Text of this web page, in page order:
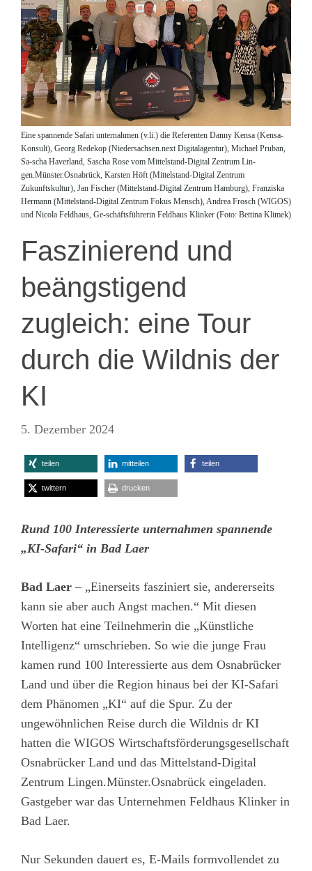
Eine spannende Safari unternahmen (v.li.) die Referenten Danny Kensa (Kensa-
Konsult), Georg Redekop (Niedersachsen.next Digitalagentur), Michael Pruban,
Sa-scha Haverland, Sascha Rose vom Mittelstand-Digital Zentrum Lin-
gen.Münster.Osnabrück, Karsten Höft (Mittelstand-Digital Zentrum
Zukunftskultur), Jan Fischer (Mittelstand-Digital Zentrum Hamburg), Franziska
Hermann (Mittelstand-Digital Zentrum Fokus Mensch), Andrea Frosch (WIGOS)
und Nicola Feldhaus, Ge-schäftsführerin Feldhaus Klinker (Foto: Bettina Klimek)
Faszinierend und
beängstigend
zugleich: eine Tour
durch die Wildnis der
KI
5. Dezember 2024
teilen mitteilen teilen
twittern drucken
Rund 100 Interessierte unternahmen spannende
„KI-Safari“ in Bad Laer
Bad Laer – „Einerseits fasziniert sie, andererseits
kann sie aber auch Angst machen.“ Mit diesen
Worten hat eine Teilnehmerin die „Künstliche
Intelligenz“ umschrieben. So wie die junge Frau
kamen rund 100 Interessierte aus dem Osnabrücker
Land und über die Region hinaus bei der KI-Safari
dem Phänomen „KI“ auf die Spur. Zu der
ungewöhnlichen Reise durch die Wildnis dr KI
hatten die WIGOS Wirtschaftsförderungsgesellschaft
Osnabrücker Land und das Mittelstand-Digital
Zentrum Lingen.Münster.Osnabrück eingeladen.
Gastgeber war das Unternehmen Feldhaus Klinker in
Bad Laer.
Nur Sekunden dauert es, E-Mails formvollendet zu